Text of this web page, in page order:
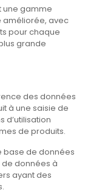
une gamme
améliorée, avec
pour chaque
grande
des données
à une saisie de
d’utilisation
de produits.
base de données
données à
ayant des